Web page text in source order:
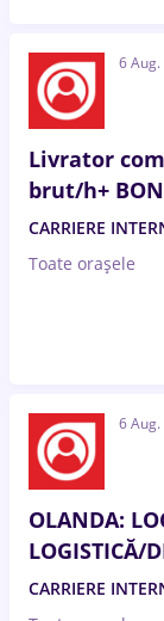
6
Livrator
brut/h+
CARRIERE
Toate oraşele
6
OLANDA:
LOGISTICĂ/
CARRIERE